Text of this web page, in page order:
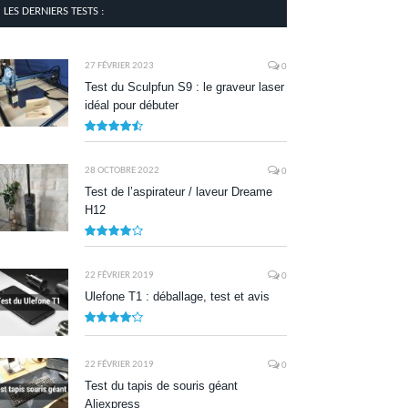
LES DERNIERS TESTS :
27 FÉVRIER 2023 0
Test du Sculpfun S9 : le graveur laser
idéal pour débuter
28 OCTOBRE 2022 0
Test de l’aspirateur / laveur Dreame
H12
22 FÉVRIER 2019 0
Ulefone T1 : déballage, test et avis
22 FÉVRIER 2019 0
Test du tapis de souris géant
Aliexpress